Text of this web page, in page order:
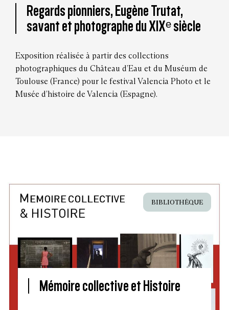
Regards pionniers, Eugène Trutat,
savant et photographe du XIXᵉ siècle
Exposition réalisée à partir des collections
photographiques du Château d’Eau et du Muséum de
Toulouse (France) pour le festival Valencia Photo et le
Musée d’histoire de Valencia (Espagne).
BIBLIOTHÈQUE
Mémoire collective et Histoire